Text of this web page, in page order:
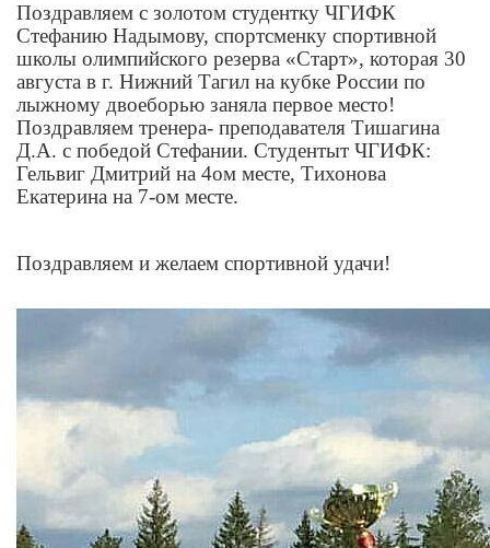
Поздравляем с золотом студентку ЧГИФК
Стефанию Надымову, спортсменку спортивной
школы олимпийского резерва «Старт», которая 30
августа в г. Нижний Тагил на кубке России по
лыжному двоеборью заняла первое место!
Поздравляем тренера- преподавателя Тишагина
Д.А. с победой Стефании. Студентыт ЧГИФК:
Гельвиг Дмитрий на 4ом месте, Тихонова
Екатерина на 7-ом месте.
Поздравляем и желаем спортивной удачи!